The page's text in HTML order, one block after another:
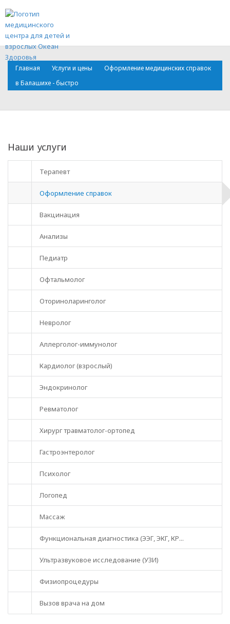
письмо
Главная Услуги и цены
Оформление медицинских справок
в Балашихе - быстро
Наши услуги
Терапевт
Оформление справок
Вакцинация
Анализы
Педиатр
Офтальмолог
Оториноларинголог
Невролог
Аллерголог-иммунолог
Кардиолог (взрослый)
Эндокринолог
Ревматолог
Хирург травматолог-ортопед
Гастроэнтеролог
Психолог
Логопед
Массаж
Функциональная диагностика (ЭЭГ, ЭКГ, КР...
Ультразвуковое исследование (УЗИ)
Физиопроцедуры
Вызов врача на дом